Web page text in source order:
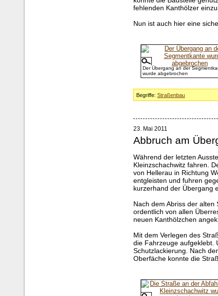
fehlenden Kanthölzer
Nun ist auch hier eine
Der Übergang an der
wurde abgebrochen
Begriffe:Straßenbau
23. Mai 2011
Abbruch am
Während der letzten
Kleinzschachwitz fahren.
von Hellerau in Richtung
entgleisten und fuhren
kurzerhand der Übergang
Nach dem Abriss der
ordentlich von allen
neuen Kanthölzchen
Mit dem Verlegen des
die Fahrzeuge aufgeklebt.
Schutzlackierung. Nach
Oberfäche konnte die